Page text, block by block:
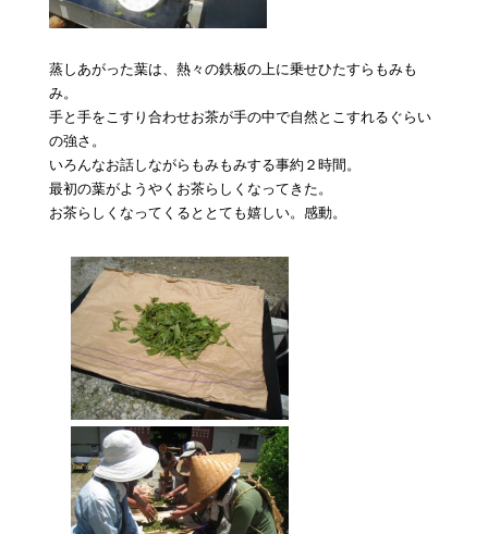
蒸しあがった葉は、熱々の鉄板の上に乗せひたすらもみも
み。
手と手をこすり合わせお茶が手の中で自然とこすれるぐらい
の強さ。
いろんなお話しながらもみもみする事約２時間。
最初の葉がようやくお茶らしくなってきた。
お茶らしくなってくるととても嬉しい。感動。